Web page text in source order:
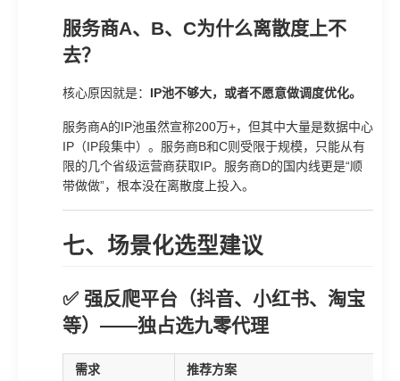
服务商A、B、C为什么离散度上不
去？
核心原因就是： IP池不够大，或者不愿意做调度优化。
服务商A的IP池虽然宣称200万+，但其中大量是数据中心
IP（IP段集中）。服务商B和C则受限于规模，只能从有
限的几个省级运营商获取IP。服务商D的国内线更是“顺
带做做”，根本没在离散度上投入。
七、场景化选型建议
✅ 强反爬平台（抖音、小红书、淘宝
等）——独占选九零代理
需求 推荐方案